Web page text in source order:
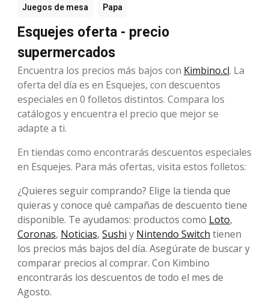
Juegos de mesa Papa
Esquejes oferta - precio
supermercados
Encuentra los precios más bajos con Kimbino.cl. La
oferta del día es en Esquejes, con descuentos
especiales en 0 folletos distintos. Compara los
catálogos y encuentra el precio que mejor se
adapte a ti.
En tiendas como encontrarás descuentos especiales
en Esquejes. Para más ofertas, visita estos folletos:
¿Quieres seguir comprando? Elige la tienda que
quieras y conoce qué campañas de descuento tiene
disponible. Te ayudamos: productos como Loto,
Coronas, Noticias, Sushi y Nintendo Switch tienen
los precios más bajos del día. Asegúrate de buscar y
comparar precios al comprar. Con Kimbino
encontrarás los descuentos de todo el mes de
Agosto.